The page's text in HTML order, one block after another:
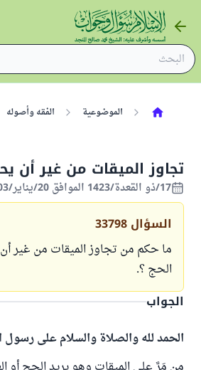
الموضوعية الفقه وأصوله
تجاوز الميقات من غير أن
17/ذو القعدة/1423 الموافق 20/يناير/2003
السؤال 33798
ما حكم من تجاوز الميقات من غير
الحج ؟.
الجواب
الحمد لله والصلاة والسلام على رسول